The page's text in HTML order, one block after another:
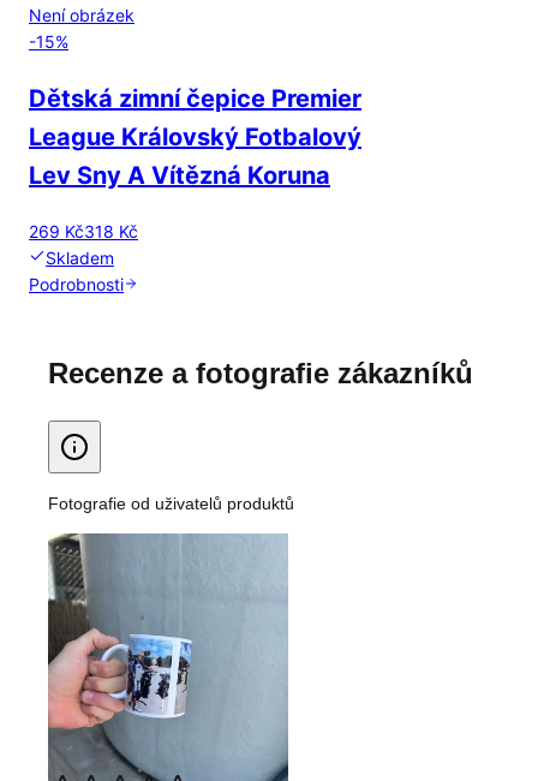
Není obrázek
-15%
Dětská zimní čepice Premier
League Královský Fotbalový
Lev Sny A Vítězná Koruna
269 Kč318 Kč
Skladem
Podrobnosti
Recenze a fotografie zákazníků
Fotografie od uživatelů produktů